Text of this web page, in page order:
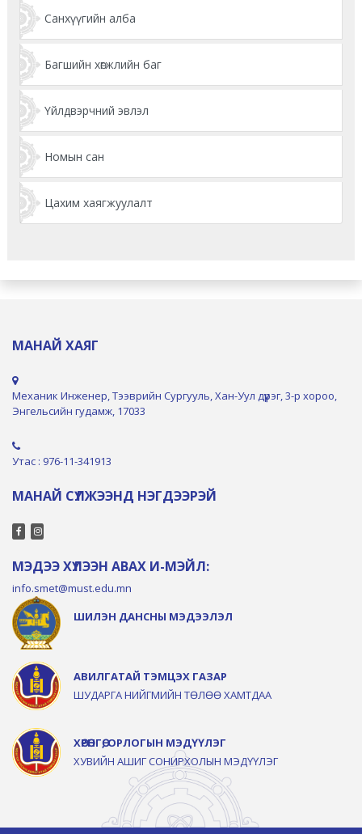
Санхүүгийн алба
Багшийн хөгжлийн баг
Үйлдвэрчний эвлэл
Номын сан
Цахим хаягжуулалт
МАНАЙ ХАЯГ
Механик Инженер, Тээврийн Сургууль, Хан-Уул дүүрэг, 3-р хороо,
Энгельсийн гудамж, 17033
Утас : 976-11-341913
МАНАЙ СҮЛЖЭЭНД НЭГДЭЭРЭЙ
МЭДЭЭ ХҮЛЭЭН АВАХ И-МЭЙЛ:
info.smet@must.edu.mn
ШИЛЭН ДАНСНЫ МЭДЭЭЛЭЛ
АВИЛГАТАЙ ТЭМЦЭХ ГАЗАР
ШУДАРГА НИЙГМИЙН ТӨЛӨӨ ХАМТДАА
ХӨРӨНГӨ, ОРЛОГЫН МЭДҮҮЛЭГ
ХУВИЙН АШИГ СОНИРХОЛЫН МЭДҮҮЛЭГ